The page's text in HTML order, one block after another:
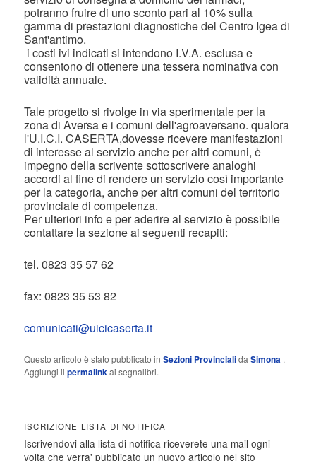
potranno fruire di uno sconto pari al 10% sulla
gamma di prestazioni diagnostiche del Centro Igea di
Sant'antimo.
i costi ivi indicati si intendono I.V.A. esclusa e
consentono di ottenere una tessera nominativa con
validità annuale.
Tale progetto si rivolge in via sperimentale per la
zona di Aversa e i comuni dell'agroaversano. qualora
l'U.I.C.I. CASERTA,dovesse ricevere manifestazioni
di interesse al servizio anche per altri comuni, è
impegno della scrivente sottoscrivere analoghi
accordi al fine di rendere un servizio così importante
per la categoria, anche per altri comuni del territorio
provinciale di competenza.
Per ulteriori info e per aderire al servizio è possibile
contattare la sezione ai seguenti recapiti:
tel. 0823 35 57 62
fax: 0823 35 53 82
comunicati@uicicaserta.it
Questo articolo è stato pubblicato inSezioni ProvincialidaSimona .
Aggiungi ilpermalinkai segnalibri.
ISCRIZIONE LISTA DI NOTIFICA
Iscrivendovi alla lista di notifica riceverete una mail ogni
volta che verra' pubblicato un nuovo articolo nel sito